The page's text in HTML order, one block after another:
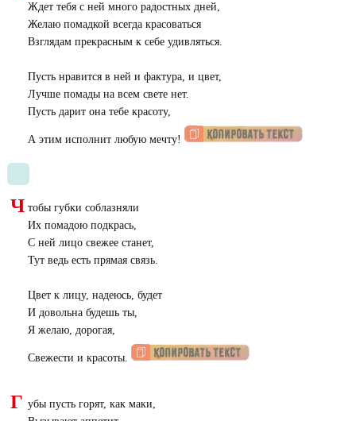
Ждет тебя с ней много радостных дней,
Желаю помадкой всегда красоваться
Взглядам прекрасным к себе удивляться.
Пусть нравится в ней и фактура, и цвет,
Лучше помады на всем свете нет.
Пусть дарит она тебе красоту,
А этим исполнит любую мечту!
Ч тобы губки соблазняли
Их помадою подкрась,
С ней лицо свежее станет,
Тут ведь есть прямая связь.
Цвет к лицу, надеюсь, будет
И довольна будешь ты,
Я желаю, дорогая,
Свежести и красоты.
Г убы пусть горят, как маки,